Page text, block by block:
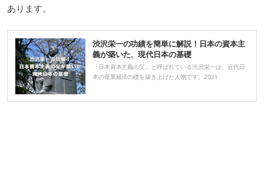
あります。
渋沢栄一の功績を簡単に解説！日本の資本主
義が築いた、現代日本の基礎
「日本資本主義の父」と呼ばれている渋沢栄一は、近代日
本の産業経済の礎を築き上げた人物です。2021